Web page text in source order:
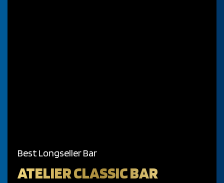
Best Longseller Bar
ATELIER CLASSIC BAR